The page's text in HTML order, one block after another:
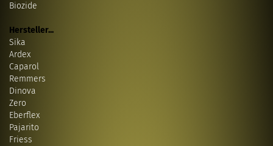
Biozide
Hersteller...
Sika
Ardex
Caparol
Remmers
Dinova
Zero
Eberflex
Pajarito
Friess